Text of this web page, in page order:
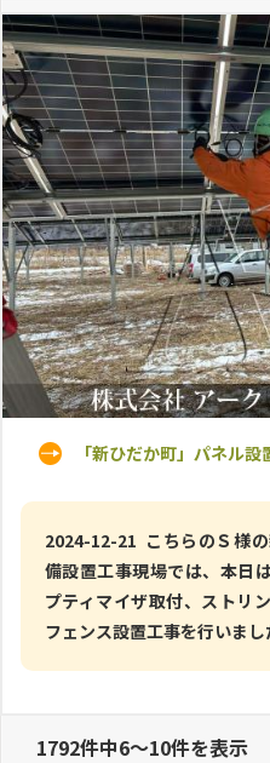
「新ひだか町」パネル
2024-12-21 こちらのＳ様
備設置工事現場では、本日
プティマイザ取付、ストリ
フェンス設置工事を行いまし
1792件中6～10件を表示